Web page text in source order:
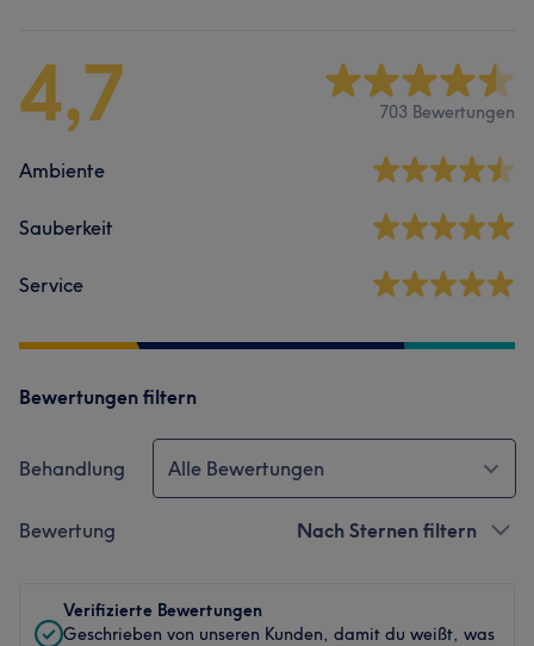
4,7 703 Bewertungen
Ambiente
Sauberkeit
Service
Bewertungen filtern
Behandlung Alle Bewertungen
Bewertung Nach Sternen filtern
Verifizierte Bewertungen
Geschrieben von unseren Kunden, damit du weißt, was